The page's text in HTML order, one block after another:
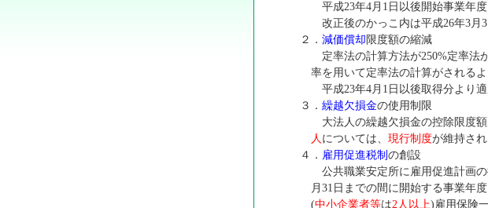
平成23年4月1日以後開始事業年度
改正後のかっこ内は平成26年3月
２． 減価償却 限度額の縮減
定率法の計算方法が250%定率法
率を用いて定率法の計算がされるよ
平成23年4月1日以後取得分より適
３． 繰越欠損金の使用制限
大法人の繰越欠損金の控除限度
人 については、現行制度が維持され
４． 雇用促進税制 の創設
公共職業安定所に雇用促進計画
月31日までの間に開始する事業年
(中小企業者等は2人以上)雇用保険